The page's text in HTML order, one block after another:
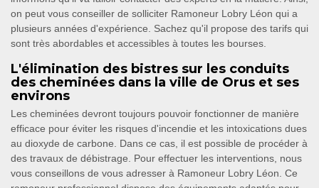
on peut vous conseiller de solliciter Ramoneur Lobry Léon qui a
plusieurs années d'expérience. Sachez qu'il propose des tarifs qui
sont très abordables et accessibles à toutes les bourses.
L'élimination des bistres sur les conduits
des cheminées dans la ville de Orus et ses
environs
Les cheminées devront toujours pouvoir fonctionner de manière
efficace pour éviter les risques d'incendie et les intoxications dues
au dioxyde de carbone. Dans ce cas, il est possible de procéder à
des travaux de débistrage. Pour effectuer les interventions, nous
vous conseillons de vous adresser à Ramoneur Lobry Léon. Ce